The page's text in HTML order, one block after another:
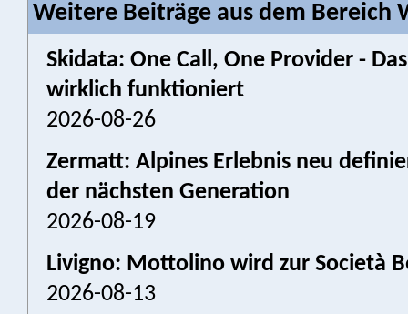
Weitere Beiträge aus dem Bereich
Skidata: One Call, One Provider -
wirklich funktioniert
2026-08-26
Zermatt: Alpines Erlebnis neu
der nächsten Generation
2026-08-19
Livigno: Mottolino wird zur Società
2026-08-13